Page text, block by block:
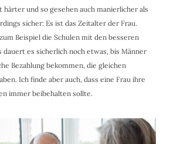
härter und so gesehen auch manierlicher als
sicher: Es ist das Zeitalter der Frau.
Beispiel die Schulen mit den besseren
dauert es sicherlich noch etwas, bis Männer
Bezahlung bekommen, die gleichen
Ich finde aber auch, dass eine Frau ihre
immer beibehalten sollte.